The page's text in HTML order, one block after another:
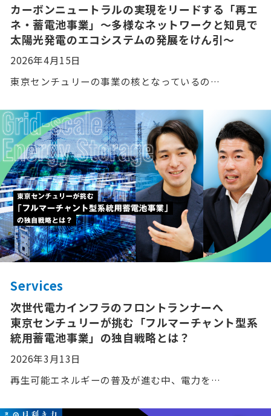
カーボンニュートラルの実現をリードする「再エ
ネ・蓄電池事業」〜多様なネットワークと知見で
太陽光発電のエコシステムの発展をけん引〜
2026年4月15日
東京センチュリーの事業の核となっているの…
Services
次世代電力インフラのフロントランナーへ
東京センチュリーが挑む「フルマーチャント型系
統用蓄電池事業」の独自戦略とは？
2026年3月13日
再生可能エネルギーの普及が進む中、電力を…